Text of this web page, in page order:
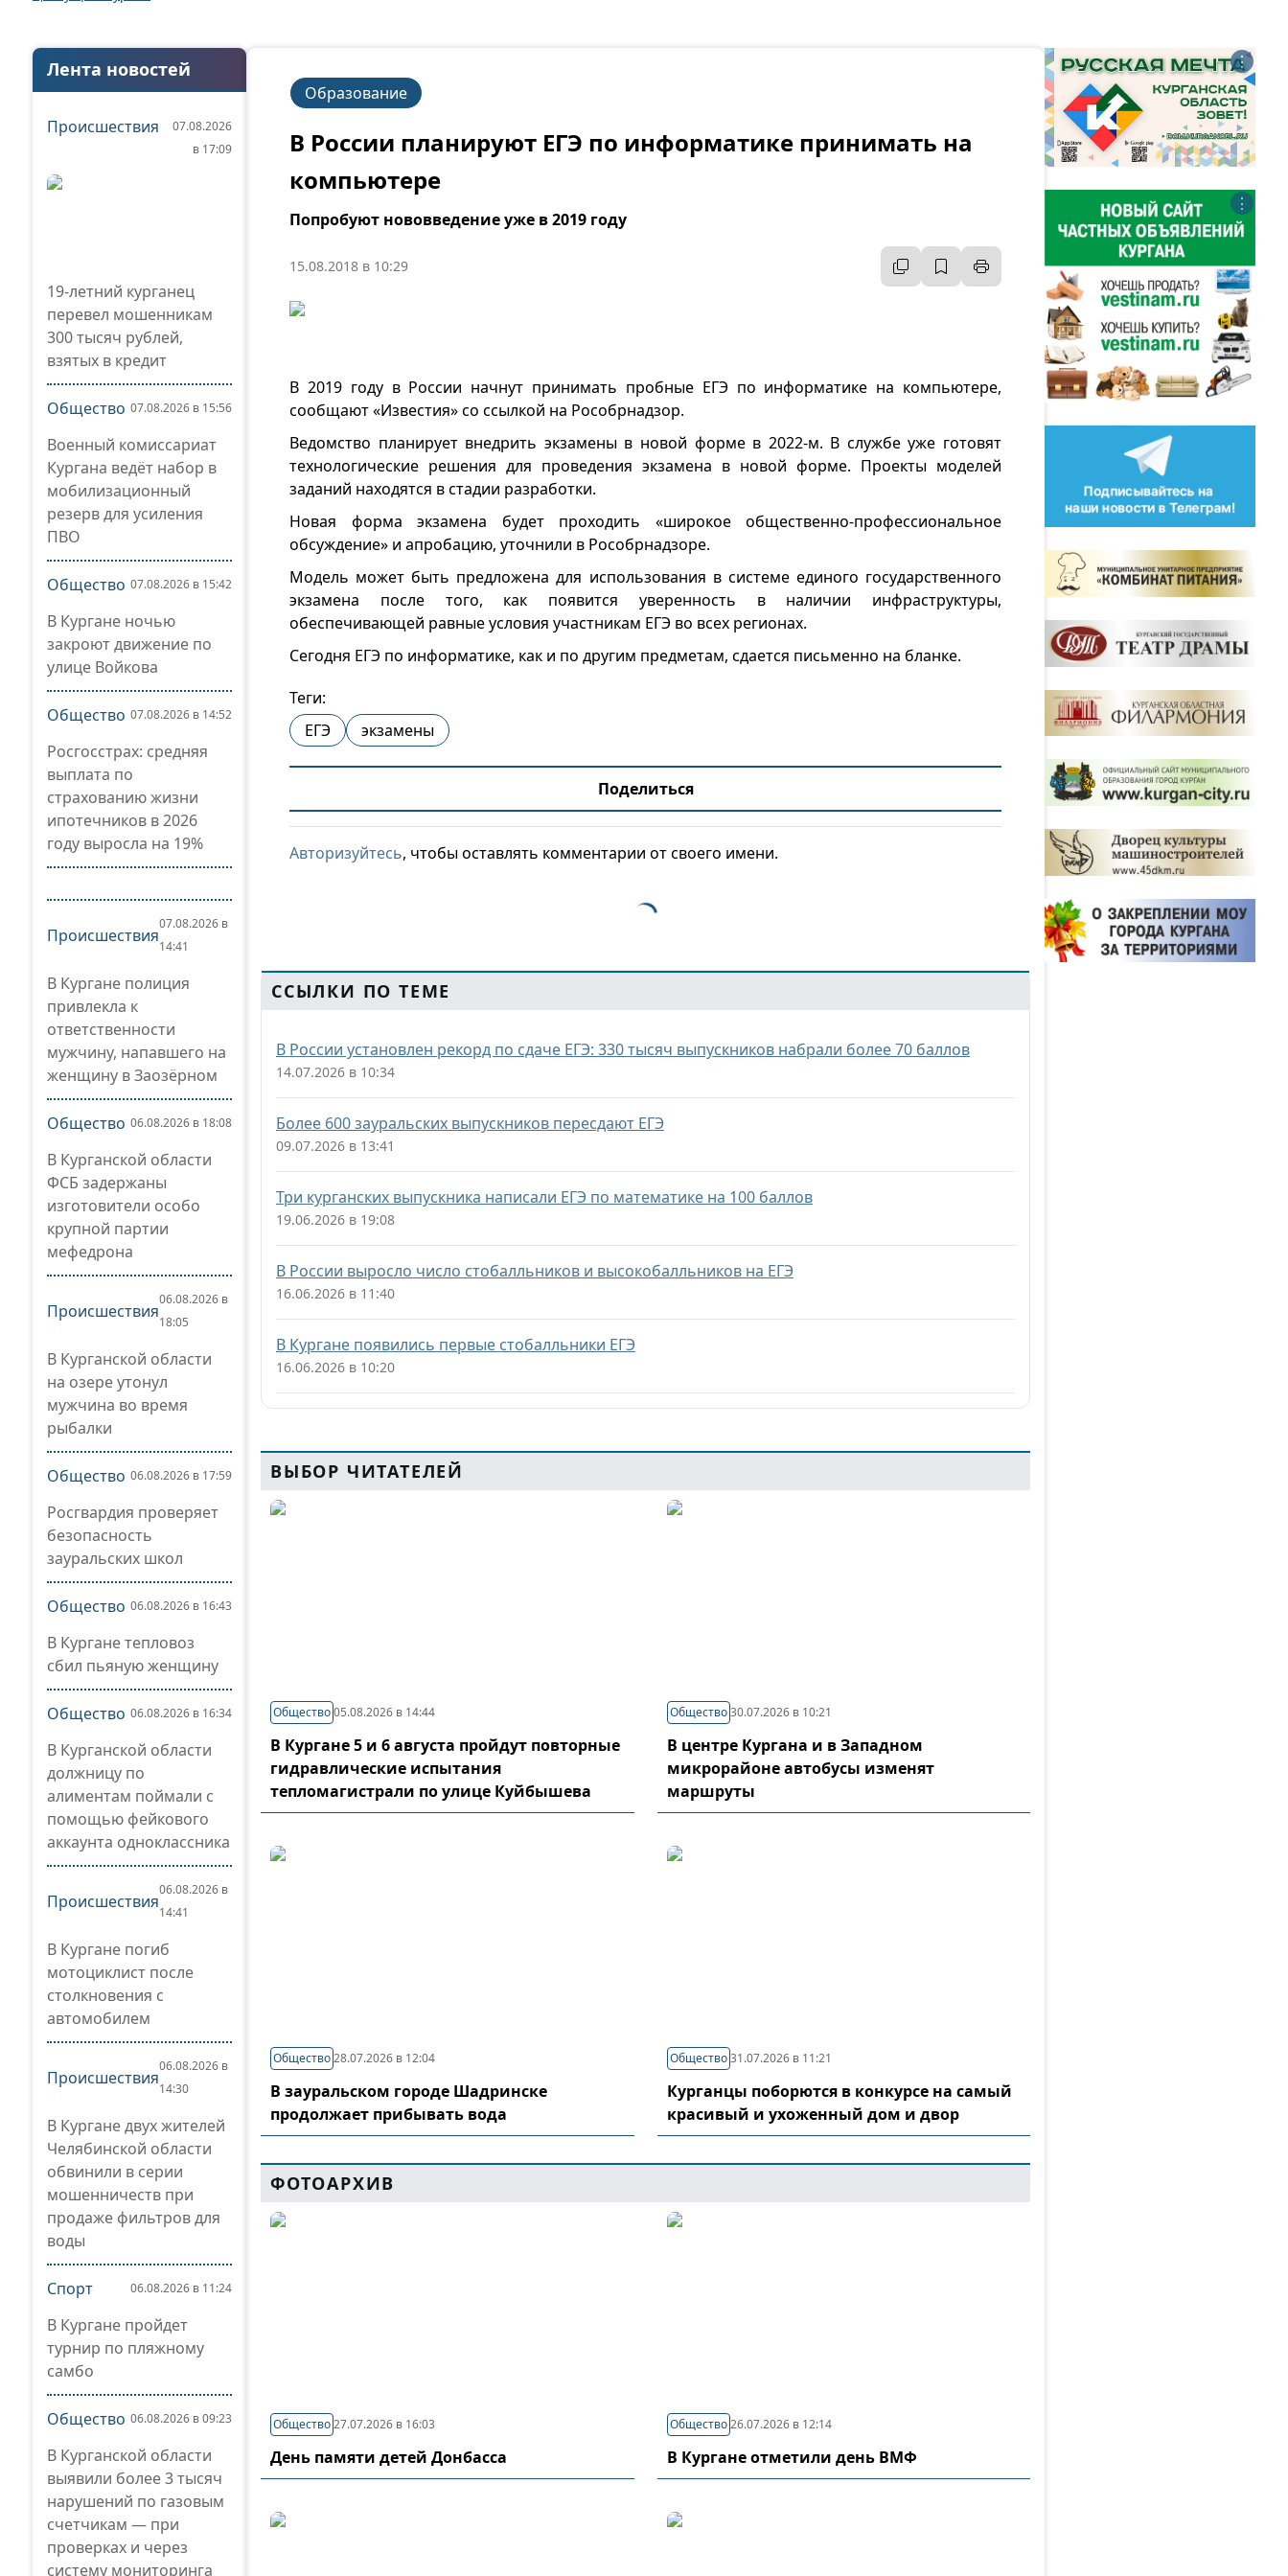
Лента новостей
Происшествия
07.08.2026
в 17:09
19-летний курганец
перевел мошенникам
300 тысяч рублей,
взятых в кредит
Общество 07.08.2026 в 15:56
Военный комиссариат
Кургана ведёт набор в
мобилизационный
резерв для усиления
ПВО
Общество 07.08.2026 в 15:42
В Кургане ночью
закроют движение по
улице Войкова
Общество 07.08.2026 в 14:52
Росгосстрах: средняя
выплата по
страхованию жизни
ипотечников в 2026
году выросла на 19%
Происшествия
07.08.2026 в
14:41
В Кургане полиция
привлекла к
ответственности
мужчину, напавшего на
женщину в Заозёрном
Общество 06.08.2026 в 18:08
В Курганской области
ФСБ задержаны
изготовители особо
крупной партии
мефедрона
Происшествия
06.08.2026 в
18:05
В Курганской области
на озере утонул
мужчина во время
рыбалки
Общество 06.08.2026 в 17:59
Росгвардия проверяет
безопасность
зауральских школ
Общество 06.08.2026 в 16:43
В Кургане тепловоз
сбил пьяную женщину
Общество 06.08.2026 в 16:34
В Курганской области
должницу по
алиментам поймали с
помощью фейкового
аккаунта одноклассника
Происшествия
06.08.2026 в
14:41
В Кургане погиб
мотоциклист после
столкновения с
автомобилем
Происшествия
06.08.2026 в
14:30
В Кургане двух жителей
Челябинской области
обвинили в серии
мошенничеств при
продаже фильтров для
воды
Спорт 06.08.2026 в 11:24
В Кургане пройдет
турнир по пляжному
самбо
Общество 06.08.2026 в 09:23
В Курганской области
выявили более 3 тысяч
нарушений по газовым
счетчикам — при
проверках и через
систему мониторинга
Образование
В России планируют ЕГЭ по информатике принимать на
компьютере
Попробуют нововведение уже в 2019 году
15.08.2018 в 10:29
В 2019 году в России начнут принимать пробные ЕГЭ по информатике на компьютере,
сообщают «Известия» со ссылкой на Рособрнадзор.
Ведомство планирует внедрить экзамены в новой форме в 2022-м. В службе уже готовят
технологические решения для проведения экзамена в новой форме. Проекты моделей
заданий находятся в стадии разработки.
Новая форма экзамена будет проходить «широкое общественно-профессиональное
обсуждение» и апробацию, уточнили в Рособрнадзоре.
Модель может быть предложена для использования в системе единого государственного
экзамена после того, как появится уверенность в наличии инфраструктуры,
обеспечивающей равные условия участникам ЕГЭ во всех регионах.
Сегодня ЕГЭ по информатике, как и по другим предметам, сдается письменно на бланке.
Теги:
ЕГЭ
экзамены
Поделиться
Авторизуйтесь, чтобы оставлять комментарии от своего имени.
ССЫЛКИ ПО ТЕМЕ
В России установлен рекорд по сдаче ЕГЭ: 330 тысяч выпускников набрали более 70 баллов
14.07.2026 в 10:34
Более 600 зауральских выпускников пересдают ЕГЭ
09.07.2026 в 13:41
Три курганских выпускника написали ЕГЭ по математике на 100 баллов
19.06.2026 в 19:08
В России выросло число стобалльников и высокобалльников на ЕГЭ
16.06.2026 в 11:40
В Кургане появились первые стобалльники ЕГЭ
16.06.2026 в 10:20
ВЫБОР ЧИТАТЕЛЕЙ
Общество05.08.2026 в 14:44
В Кургане 5 и 6 августа пройдут повторные
гидравлические испытания
тепломагистрали по улице Куйбышева
Общество 30.07.2026 в 10:21
В центре Кургана и в Западном
микрорайоне автобусы изменят
маршруты
Общество28.07.2026 в 12:04
В зауральском городе Шадринске
продолжает прибывать вода
Общество 31.07.2026 в 11:21
Курганцы поборются в конкурсе на самый
красивый и ухоженный дом и двор
ФОТОАРХИВ
Общество27.07.2026 в 16:03
День памяти детей Донбасса
Общество 26.07.2026 в 12:14
В Кургане отметили день ВМФ
⋮
⋮